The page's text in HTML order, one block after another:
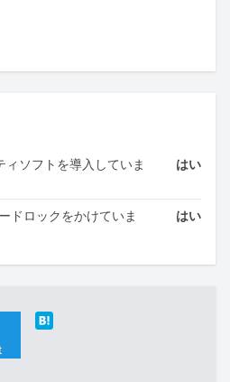
ソフトを導入していま
はい
ドロックをかけていま
はい